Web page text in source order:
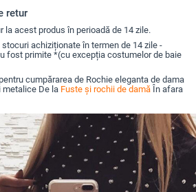
retur
la acest produs în perioadă de 14 zile.
achiziționate în termen de 14 zile -
fost primite *(cu excepția costumelor de baie
cumpărarea de Rochie eleganta de dama
metalice De la Fuste și rochii de damă În afara